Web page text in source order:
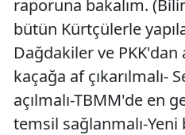
raporuna bakalım.
bütün Kürtçülerle
Dağdakiler ve PKK'dan
kaçağa af çıkarılmalı-
açılmalı-TBMM'de en
temsil sağlanmalı-Yeni